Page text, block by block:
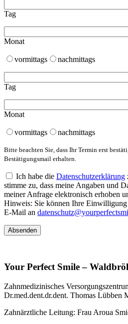
Tag
Monat
vormittags nachmittags
Tag
Monat
vormittags nachmittags
Bitte beachten Sie, dass Ihr Termin erst
Bestätigungsmail erhalten.
Ich habe die Datenschutzerklärung
stimme zu, dass meine Angaben und
meiner Anfrage elektronisch erhoben
Hinweis: Sie können Ihre
E-Mail an
Your Perfect Smile – Waldbröl
Zahnmedizinisches
Dr.med.dent.dr.dent. Thomas Lübben
Zahnärztliche Leitung: Frau Aroua